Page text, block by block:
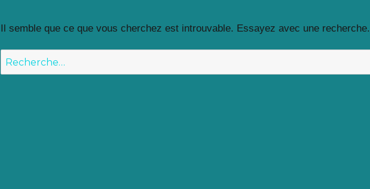
Il semble que ce que vous cherchez est introuvable. Essayez avec une recherche.
Recherche
pour